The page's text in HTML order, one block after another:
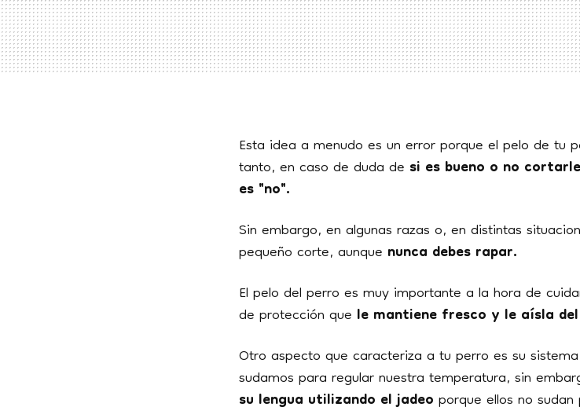
Esta idea a menudo es un error porque el pelo de tu
tanto, en caso de duda desi es bueno o no
es "no".
Sin embargo, en algunas razas o, en distintas
pequeño corte, aunquenunca debes rapar.
El pelo del perro es muy importante a la hora de
de protección quele mantiene fresco y le aísla
Otro aspecto que caracteriza a tu perro es su
sudamos para regular nuestra temperatura, sin
su lengua utilizando el jadeoporque ellos no